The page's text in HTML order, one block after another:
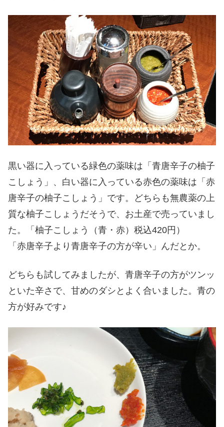
黒い器に入っている緑色の薬味は「青唐辛子の柚子
こしょう」、白い器に入っている赤色の薬味は「赤
唐辛子の柚子こしょう」です。どちらも無農薬の上
質な柚子こしょうだそうで、お土産で売っていまし
た。「柚子こしょう（青・赤）税込420円）
「赤唐辛子より青唐辛子の方が辛い」んだとか。
どちらも試してみましたが、青唐辛子の方がツンッ
といた辛さで、甘めのダシとよく合いました。青の
方が好みです♪